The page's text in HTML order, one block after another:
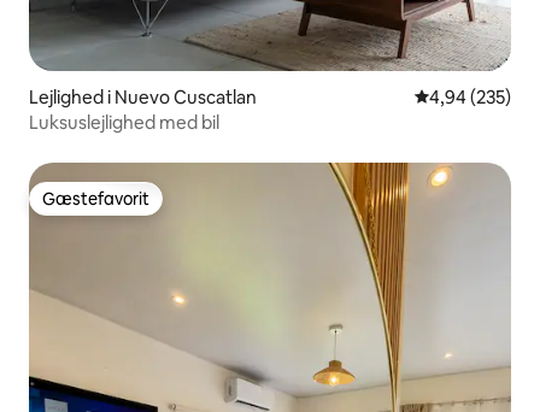
Lejlighed i Nuevo Cuscatlan 4,94 ud af 5 i
4,94 (235)
Luksuslejlighed med bil
Gæstefavorit
Gæstefavorit